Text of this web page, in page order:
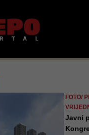
FOTO/
Javni